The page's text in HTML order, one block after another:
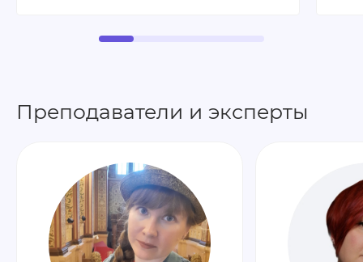
Преподаватели и эксперты